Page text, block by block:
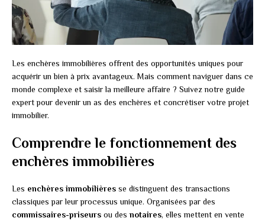
Les enchères immobilières offrent des opportunités uniques pour
acquérir un bien à prix avantageux. Mais comment naviguer dans ce
monde complexe et saisir la meilleure affaire ? Suivez notre guide
expert pour devenir un as des enchères et concrétiser votre projet
immobilier.
Comprendre le fonctionnement des
enchères immobilières
Les enchères immobilières se distinguent des transactions
classiques par leur processus unique. Organisées par des
commissaires-priseurs ou des notaires, elles mettent en vente